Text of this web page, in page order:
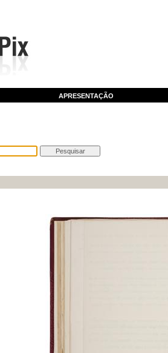
APRESENTAÇÃO